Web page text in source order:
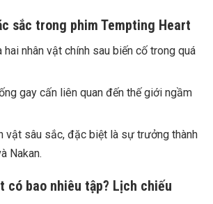
sắc trong phim Tempting Heart
nhân vật chính sau biến cố trong quá
gay cấn liên quan đến thế giới ngầm
vật sâu sắc, đặc biệt là sự trưởng thành
Nakan.
có bao nhiêu tập? Lịch chiếu